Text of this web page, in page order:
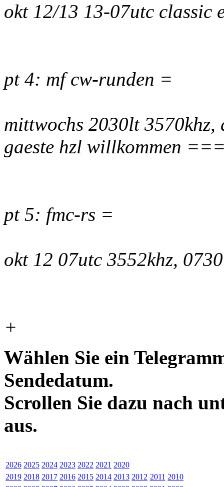
okt 12/13 13-07utc classic
pt 4: mf cw-runden =
mittwochs 2030lt
gaeste hzl willkommen
pt 5: fmc-rs =
okt 12 07utc 3552khz,
+
Wählen Sie ein
Sendedatum.
Scrollen Sie dazu nach
aus.
2026 2025 2024 2023 2022 2021 2020
2019 2018 2017 2016 2015 2014 2013 2012 2011 2010